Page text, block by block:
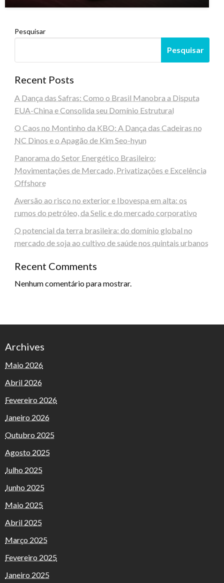
Pesquisar
Pesquisar
Recent Posts
A Dança das Safras: Como o Brasil Manobra a Disputa
EUA-China e Consolida seu Domínio Estrutural
O Caos no Montinho da KBO: A Dança das Cadeiras no
NC Dinos e o Apagão de Kim Seo-hyun
Panorama do Setor Energético Brasileiro:
Movimentações de Mercado, Privatizações e Excelência
Offshore
Aversão ao risco no exterior e Ibovespa em alta: os
rumos do petróleo, da Selic e do mercado corporativo
O potencial da terra brasileira: do domínio global no
mercado de soja ao cultivo de saúde nos quintais urbanos
Recent Comments
Nenhum comentário para mostrar.
Archives
Maio 2026
Abril 2026
Fevereiro 2026
Janeiro 2026
Outubro 2025
Agosto 2025
Julho 2025
Junho 2025
Maio 2025
Abril 2025
Março 2025
Fevereiro 2025
Janeiro 2025